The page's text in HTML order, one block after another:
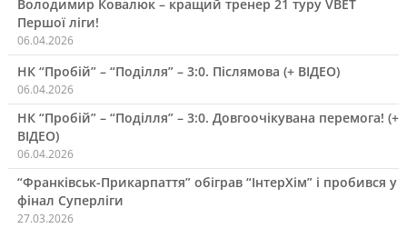
Володимир Ковалюк – кращий тренер 21 туру VBET
Першої ліги!
06.04.2026
НК “Пробій” – “Поділля” – 3:0. Післямова (+ ВІДЕО)
06.04.2026
НК “Пробій” – “Поділля” – 3:0. Довгоочікувана перемога! (+
ВІДЕО)
06.04.2026
“Франківськ-Прикарпаття” обіграв “ІнтерХім” і пробився у
фінал Суперліги
27.03.2026